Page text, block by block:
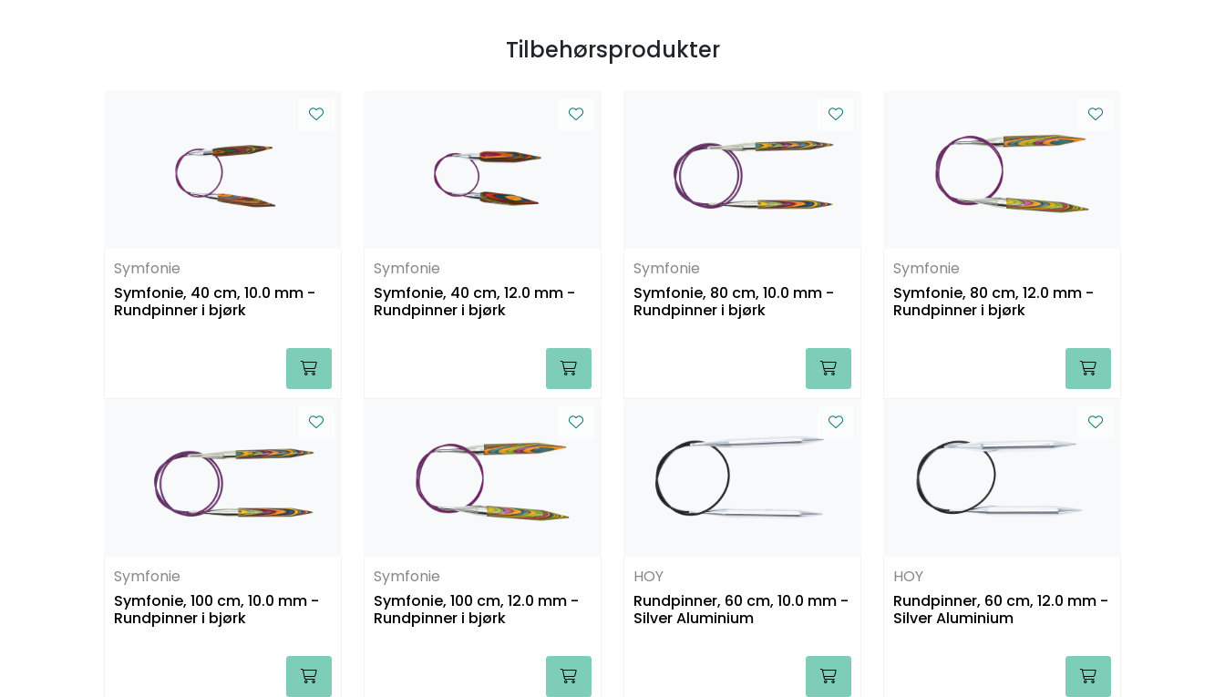
Tilbehørsprodukter
Symfonie
Symfonie, 40 cm, 10.0 mm -
Rundpinner i bjørk
Symfonie
Symfonie, 40 cm, 12.0 mm -
Rundpinner i bjørk
Symfonie
Symfonie, 80 cm, 10.0 mm -
Rundpinner i bjørk
Symfonie
Symfonie, 80 cm, 12.0 mm -
Rundpinner i bjørk
Symfonie
Symfonie, 100 cm, 10.0 mm -
Rundpinner i bjørk
Symfonie
Symfonie, 100 cm, 12.0 mm -
Rundpinner i bjørk
HOY
Rundpinner, 60 cm, 10.0 mm -
Silver Aluminium
HOY
Rundpinner, 60 cm, 12.0 mm -
Silver Aluminium